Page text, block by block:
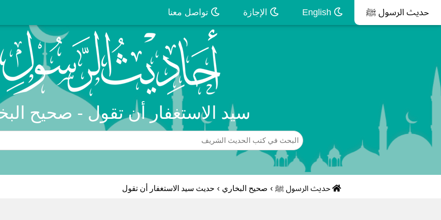
حديث الرسول ﷺ الإجازة تواصل معنا
سيد الاستغفار أن تقول - صحيح
حديث الرسول ﷺ › صحيح البخاري › حديث سيد الاستغفار أن تقول